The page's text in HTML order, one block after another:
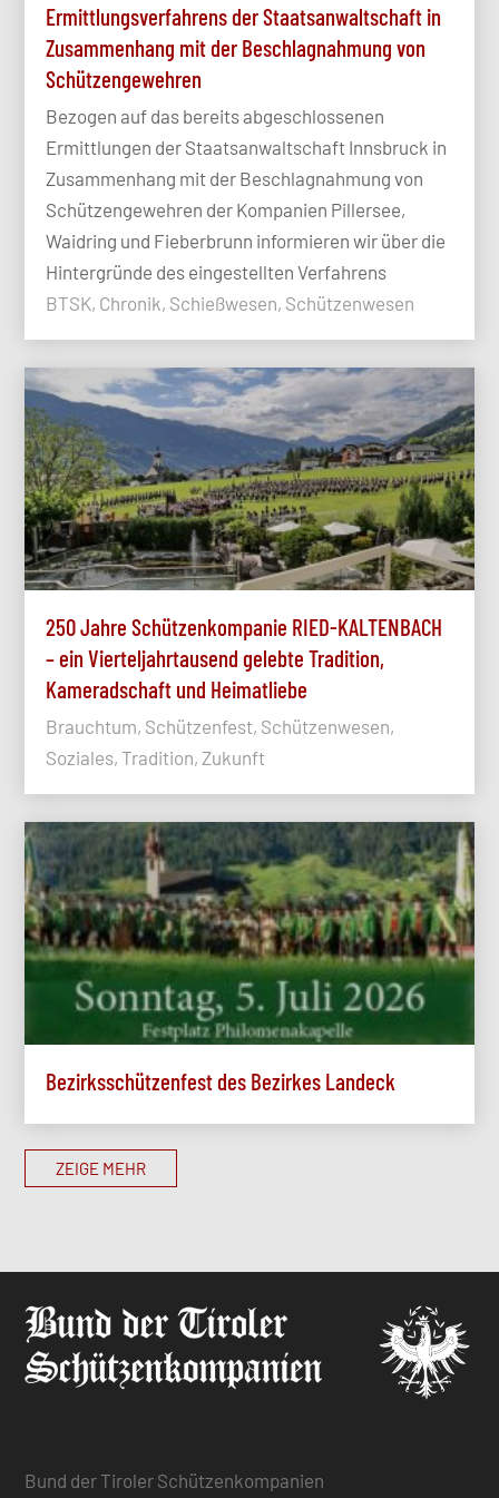
Ermittlungsverfahrens der Staatsanwaltschaft in
Zusammenhang mit der Beschlagnahmung von
Schützengewehren
Bezogen auf das bereits abgeschlossenen
Ermittlungen der Staatsanwaltschaft Innsbruck in
Zusammenhang mit der Beschlagnahmung von
Schützengewehren der Kompanien Pillersee,
Waidring und Fieberbrunn informieren wir über die
Hintergründe des eingestellten Verfahrens
BTSK, Chronik, Schießwesen, Schützenwesen
250 Jahre Schützenkompanie RIED-KALTENBACH
– ein Vierteljahrtausend gelebte Tradition,
Kameradschaft und Heimatliebe
Brauchtum, Schützenfest, Schützenwesen,
Soziales, Tradition, Zukunft
Bezirksschützenfest des Bezirkes Landeck
ZEIGE MEHR
Bund der Tiroler Schützenkompanien